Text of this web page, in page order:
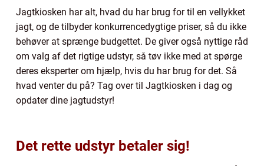
Jagtkiosken har alt, hvad du har brug for til en vellykket
jagt, og de tilbyder konkurrencedygtige priser, så du ikke
behøver at sprænge budgettet. De giver også nyttige råd
om valg af det rigtige udstyr, så tøv ikke med at spørge
deres eksperter om hjælp, hvis du har brug for det. Så
hvad venter du på? Tag over til Jagtkiosken i dag og
opdater dine jagtudstyr!
Det rette udstyr betaler sig!